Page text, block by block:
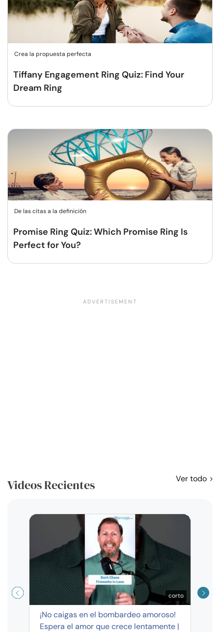
Crea la propuesta perfecta
Tiffany Engagement Ring Quiz: Find Your
Dream Ring
De las citas a la definición
Promise Ring Quiz: Which Promise Ring Is
Perfect for You?
Videos Recientes Ver todo
corto
¡No caigas en el bombardeo amoroso!
Espera el amor que crece lentamente |